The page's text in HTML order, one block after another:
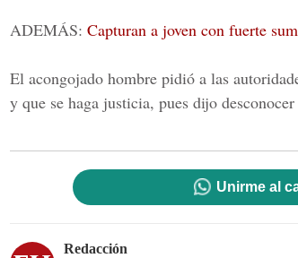
ADEMÁS: Capturan a joven con fuerte
El acongojado hombre pidió a las
y que se haga justicia, pues dijo
Unirme al
Redacción